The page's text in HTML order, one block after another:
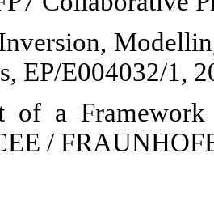
EP/E004032/1,
of a
/